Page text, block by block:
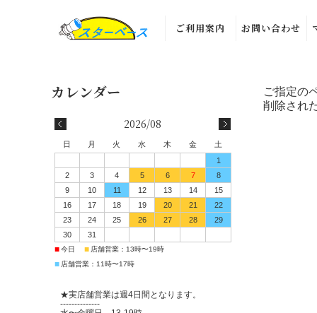
ご利用案内 お問い合わせ
ご指定の
削除され
2026/08
日 月 火 水 木 金
土
1
2
3 4 5 6 7
8
9
10 11 12 13 14
15
16
17 18 19 20 21
22
23
24 25 26 27 28
29
30
31
■今日 ■ 店舗営業：13時〜19時
■ 店舗営業：11時〜17時
★実店舗営業は週4日間となります。
--------------